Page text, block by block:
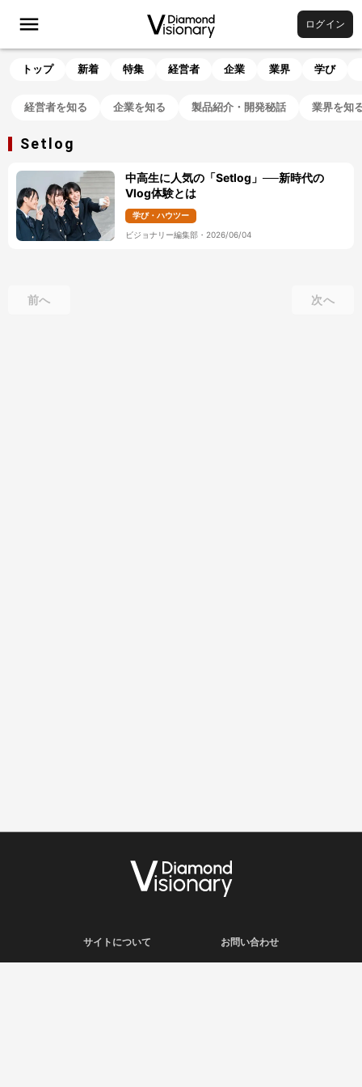
ログイン
トップ 新着 特集 経営者 企業 業界 学び
経営者を知る 企業を知る 製品紹介・開発秘話 業界を知
Setlog
中高生に人気の「Setlog」──新時代の
Vlog体験とは
学び・ハウツー
ビジョナリー編集部・ 2026/06/04
前へ 次へ
サイトについて お問い合わせ